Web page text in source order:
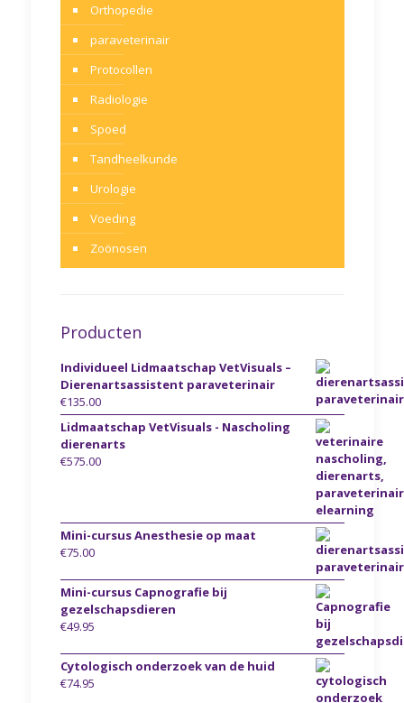
Orthopedie
paraveterinair
Protocollen
Radiologie
Spoed
Tandheelkunde
Urologie
Voeding
Zoönosen
Producten
Individueel Lidmaatschap VetVisuals –
Dierenartsassistent paraveterinair
€135.00
Lidmaatschap VetVisuals - Nascholing
dierenarts
€575.00
Mini-cursus Anesthesie op maat
€75.00
Mini-cursus Capnografie bij
gezelschapsdieren
€49.95
Cytologisch onderzoek van de huid
€74.95